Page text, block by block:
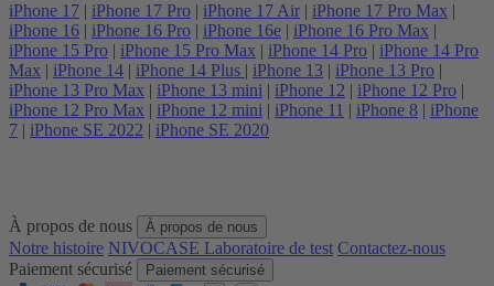
iPhone 17 | iPhone 17 Pro | iPhone 17 Air | iPhone 17 Pro Max |
iPhone 16 | iPhone 16 Pro | iPhone 16e | iPhone 16 Pro Max |
iPhone 15 Pro | iPhone 15 Pro Max | iPhone 14 Pro | iPhone 14 Pro
Max | iPhone 14 | iPhone 14 Plus | iPhone 13 | iPhone 13 Pro |
iPhone 13 Pro Max | iPhone 13 mini | iPhone 12 | iPhone 12 Pro |
iPhone 12 Pro Max | iPhone 12 mini | iPhone 11 | iPhone 8 | iPhone
7 | iPhone SE 2022 | iPhone SE 2020
À propos de nous À propos de nous
Notre histoire NIVOCASE Laboratoire de test Contactez-nous
Paiement sécurisé
Paiement sécurisé